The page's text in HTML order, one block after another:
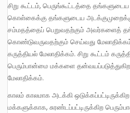
சிறு கூட்டம், பெருங்கூட்டத்தை
கொள்கைக்கு தங்களுடைய
சம்மதத்தைப் பெறுவதற்கும் அவர்களைத்
கொண்டுவருவதற்கும் செய்வது
கருத்தியல் மேலாதிக்கம். சிறு கூட்டம்
பெரும்பான்மை மக்களை
மேலாதிக்கம்.
காலம் காலமாக அடக்கி ஒடுக்கப்பட்டிருக்கிற பெரும்பான்மை
மக்களுக்காக, சுரண்டப்பட்டிருக்கிற